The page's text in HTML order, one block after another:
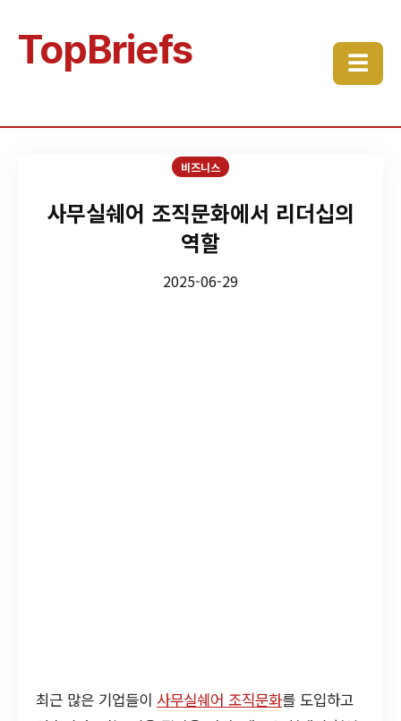
TopBriefs ☰
비즈니스
사무실쉐어 조직문화에서 리더십의
역할
2025-06-29
최근 많은 기업들이 사무실쉐어 조직문화를 도입하고